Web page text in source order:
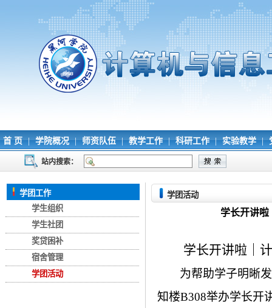
首 页 | 学院概况 | 师资队伍 | 教学工作 | 科研工作 | 实验教学 |
站内搜索：
学团工作
学生组织
学生社团
奖贷困补
宿舍管理
学团活动
学团活动
学长开讲
学长开讲啦｜
为帮助学子明晰
知楼B308举办学长开